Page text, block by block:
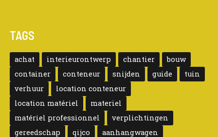
TAGS
achat interieurontwerp chantier
bouw
container
conteneur snijden guide
tuin
verhuur
location conteneur
location matériel
materiel
matériel professionnel
verplichtingen
gereedschap
qijco
aanhangwagen